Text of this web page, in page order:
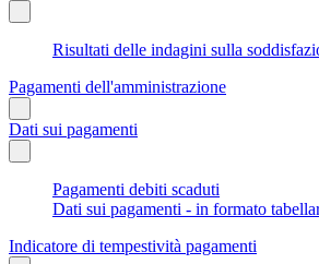
Risultati delle indagini sulla
Pagamenti dell'amministrazione
Dati sui pagamenti
Pagamenti debiti scaduti
Dati sui pagamenti - in formato
Indicatore di tempestività pagamenti